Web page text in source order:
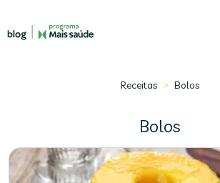
Receitas > Bolos
Bolos